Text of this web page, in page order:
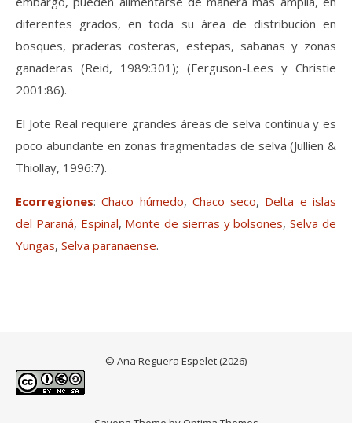
diferentes grados, en toda su área de distribución en
bosques, praderas costeras, estepas, sabanas y zonas
ganaderas (Reid, 1989:301); (Ferguson-Lees y Christie
2001:86).
El Jote Real requiere grandes áreas de selva continua y es
poco abundante en zonas fragmentadas de selva (Jullien &
Thiollay, 1996:7).
Ecorregiones:Chaco húmedo, Chaco seco, Delta e islas
del Paraná, Espinal, Monte de sierras y bolsones,Selva de
Yungas, Selva paranaense.
© Ana Reguera Espelet (2026)